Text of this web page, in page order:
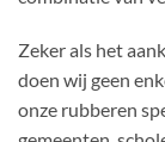
Zeker als het
doen wij geen
onze rubberen